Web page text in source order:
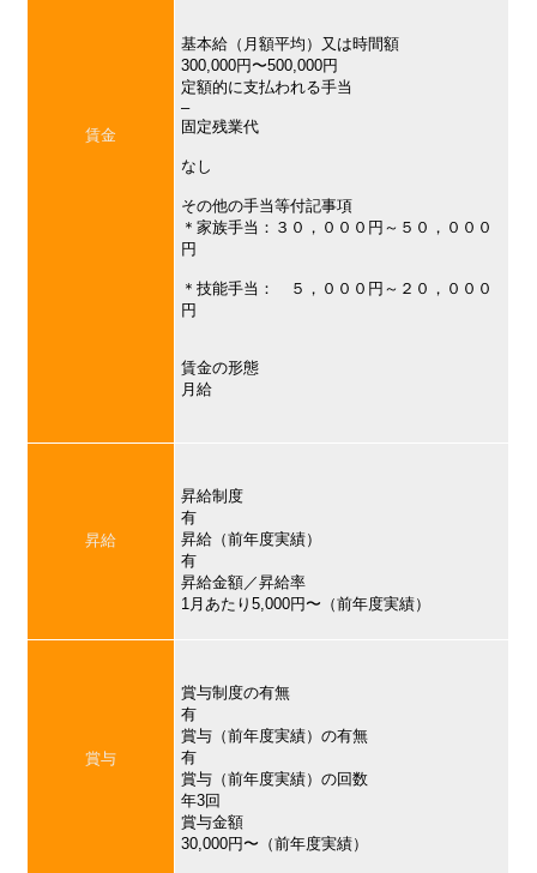
賃金
基本給（月額平均）又は時間額
300,000円〜500,000円
定額的に支払われる手当
–
固定残業代
なし
その他の手当等付記事項
＊家族手当：３０，０００円～５０，０００
円
＊技能手当： ５，０００円～２０，０００
円
賃金の形態
月給
昇給
昇給制度
有
昇給（前年度実績）
有
昇給金額／昇給率
1月あたり5,000円〜（前年度実績）
賞与
賞与制度の有無
有
賞与（前年度実績）の有無
有
賞与（前年度実績）の回数
年3回
賞与金額
30,000円〜（前年度実績）